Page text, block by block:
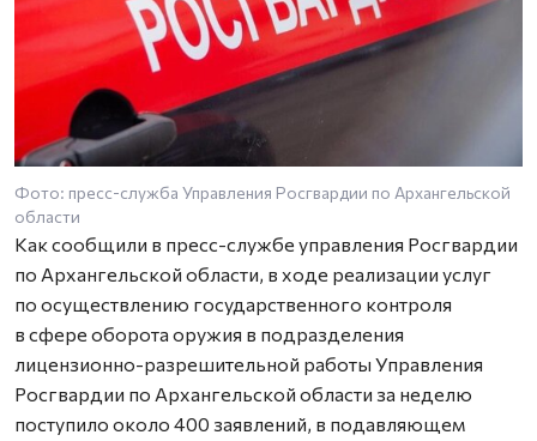
Фото: пресс-служба Управления Росгвардии по Архангельской
области
Как сообщили в пресс-службе управления Росгвардии
по Архангельской области, в ходе реализации услуг
по осуществлению государственного контроля
в сфере оборота оружия в подразделения
лицензионно-разрешительной работы Управления
Росгвардии по Архангельской области за неделю
поступило около 400 заявлений, в подавляющем